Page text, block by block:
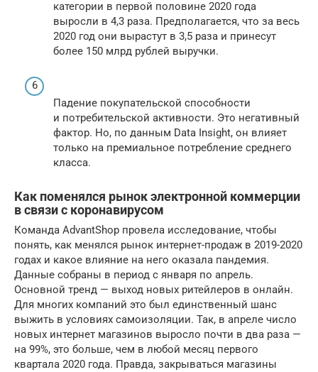
категории в первой половине 2020 года
выросли в 4,3 раза. Предполагается, что за весь
2020 год они вырастут в 3,5 раза и принесут
более 150 млрд рублей выручки.
Падение покупательской способности
и потребительской активности. Это негативный
фактор. Но, по данным Data Insight, он влияет
только на премиальное потребление среднего
класса.
Как поменялся рынок электронной коммерции
в связи с коронавирусом
Команда AdvantShop провела исследование, чтобы
понять, как менялся рынок интернет-продаж в 2019-2020
годах и какое влияние на него оказала пандемия.
Данные собраны в период с января по апрель.
Основной тренд — выход новых ритейлеров в онлайн.
Для многих компаний это был единственный шанс
выжить в условиях самоизоляции. Так, в апреле число
новых интернет магазинов выросло почти в два раза —
на 99%, это больше, чем в любой месяц первого
квартала 2020 года. Правда, закрываться магазины